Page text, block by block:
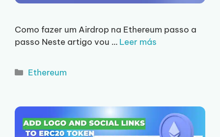
Como fazer um Airdrop na Ethereum passo a
passo Neste artigo vou … Leer más
Categorias
Ethereum